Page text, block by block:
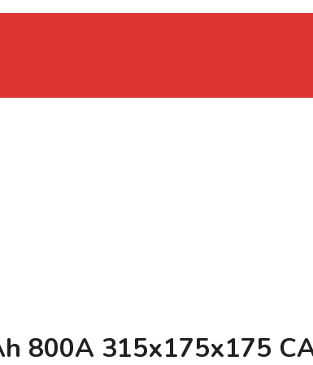
800A 315х175х175